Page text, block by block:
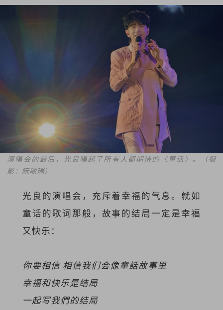
演唱会的最后，光良唱起了所有人都期待的〈童话〉。（摄
影：阮敏瑞）
光良的演唱会，充斥着幸福的气息。就如
童话的歌词那般，故事的结局一定是幸福
又快乐：
你要相信 相信我们会像童話故事里
幸福和快乐是结局
一起写我們的结局